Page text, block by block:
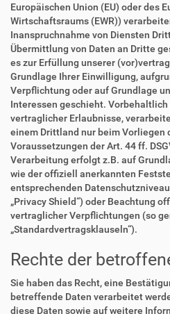
Europäischen Union (EU) oder des
Wirtschaftsraums (EWR))
Inanspruchnahme von Diensten
Übermittlung von Daten an Dritte
es zur Erfüllung unserer
Grundlage Ihrer Einwilligung,
Verpflichtung oder auf Grundlage
Interessen geschieht.
vertraglicher Erlaubnisse,
einem Drittland nur beim Vorliegen
Voraussetzungen der Art. 44 ff.
Verarbeitung erfolgt z.B. auf
wie der offiziell anerkannten
entsprechenden
„Privacy Shield“) oder Beachtung
vertraglicher Verpflichtungen (so
„Standardvertragsklauseln“).
Rechte der
Sie haben das Recht, eine
betreffende Daten verarbeitet
diese Daten sowie auf weitere